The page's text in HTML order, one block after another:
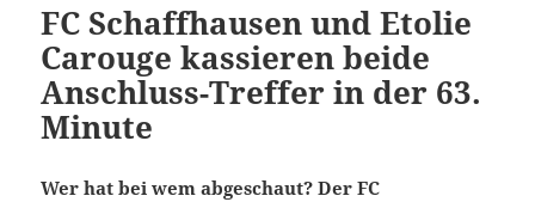
FC Schaffhausen und Etolie
Carouge kassieren beide
Anschluss-Treffer in der 63.
Minute
Wer hat bei wem abgeschaut? Der FC